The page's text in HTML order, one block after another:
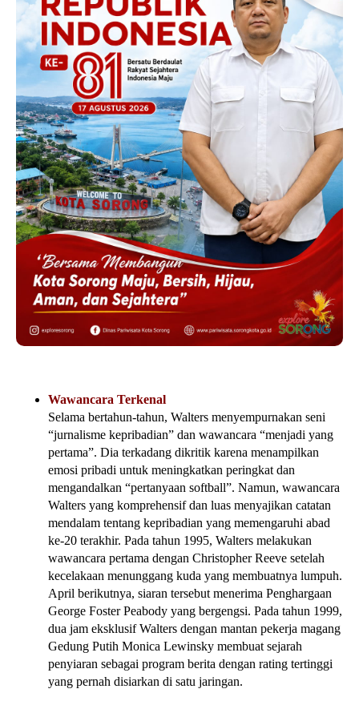
Wawancara Terkenal
Selama bertahun-tahun, Walters menyempurnakan seni
“jurnalisme kepribadian” dan wawancara “menjadi yang
pertama”. Dia terkadang dikritik karena menampilkan
emosi pribadi untuk meningkatkan peringkat dan
mengandalkan “pertanyaan softball”. Namun, wawancara
Walters yang komprehensif dan luas menyajikan catatan
mendalam tentang kepribadian yang memengaruhi abad
ke-20 terakhir. Pada tahun 1995, Walters melakukan
wawancara pertama dengan Christopher Reeve setelah
kecelakaan menunggang kuda yang membuatnya lumpuh.
April berikutnya, siaran tersebut menerima Penghargaan
George Foster Peabody yang bergengsi. Pada tahun 1999,
dua jam eksklusif Walters dengan mantan pekerja magang
Gedung Putih Monica Lewinsky membuat sejarah
penyiaran sebagai program berita dengan rating tertinggi
yang pernah disiarkan di satu jaringan.